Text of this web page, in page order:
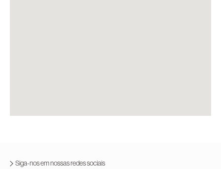
Siga-nos em nossas redes sociais